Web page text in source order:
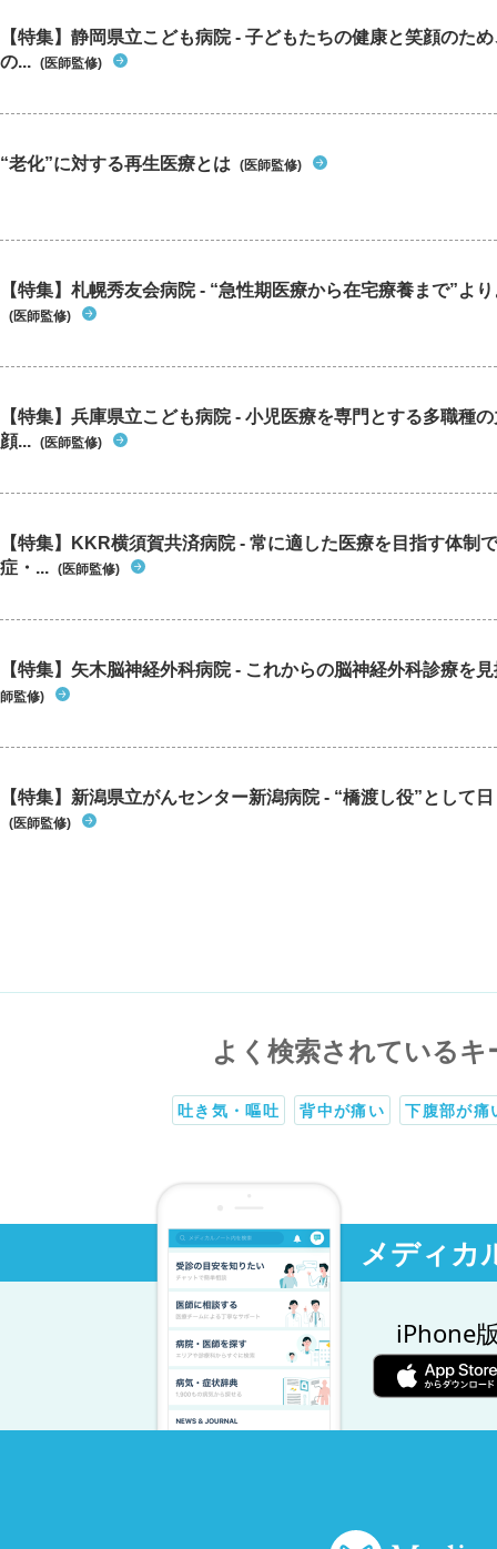
【特集】静岡県立こども病院 - 子どもたちの健康と笑顔のた
の... (医師監修)
“老化”に対する再生医療とは (医師監修)
【特集】札幌秀友会病院 - “急性期医療から在宅療養まで”よ
(医師監修)
【特集】兵庫県立こども病院 - 小児医療を専門とする多職種
顔... (医師監修)
【特集】KKR横須賀共済病院 - 常に適した医療を目指す体制
症・... (医師監修)
【特集】矢木脳神経外科病院 - これからの脳神経外科診療を
師監修)
【特集】新潟県立がんセンター新潟病院 - “橋渡し役”として
(医師監修)
よく検索されているキ
吐き気・嘔吐 背中が痛い 下腹部が痛
メディカ
iPhone